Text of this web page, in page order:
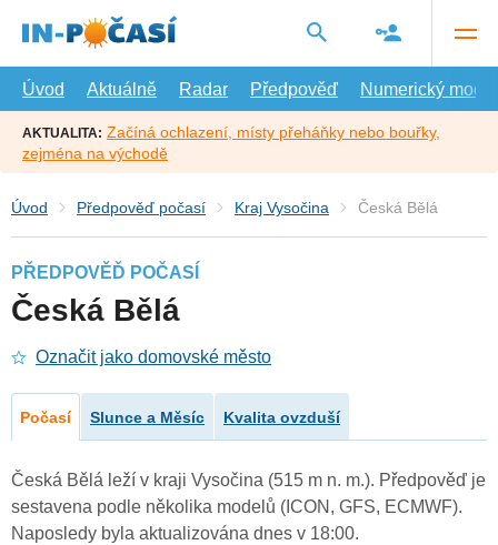
hlavní
Úvod
Aktuálně Radar Předpověď Numerický model
AKTUALITA: Začíná ochlazení, místy přeháňky nebo bouřky,
zejména na východě
Úvod Předpověď počasí Kraj Vysočina Česká Bělá
PŘEDPOVĚĎ POČASÍ
Česká Bělá
Označit jako domovské město
Počasí Slunce a Měsíc Kvalita ovzduší
Česká Bělá leží v kraji Vysočina (515 m n. m.). Předpověď je
sestavena podle několika modelů (ICON, GFS, ECMWF).
Naposledy byla aktualizována dnes v 18:00.